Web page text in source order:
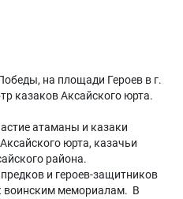
на площади Героев в г.
казаков Аксайского юрта.
атаманы и казаки
юрта, казачьи
района.
и героев-защитников
воинским мемориалам. В